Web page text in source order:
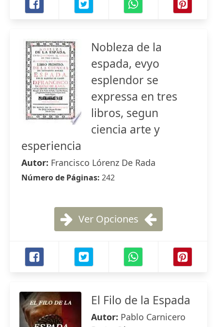
Nobleza de la
espada, evyo
esplendor se
expressa en tres
libros, segun
ciencia arte y
esperiencia
Autor: Francisco Lórenz De Rada
Número de Páginas: 242
Ver Opciones
El Filo de la Espada
Autor: Pablo Carnicero